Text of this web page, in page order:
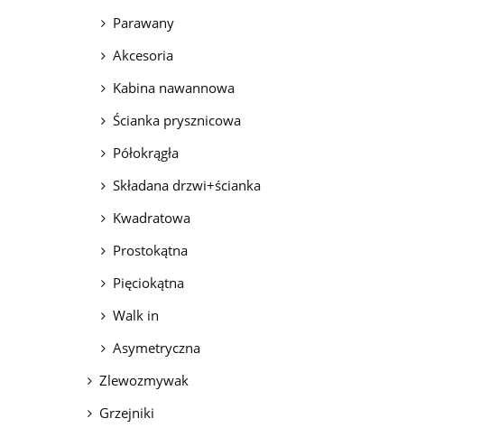
Parawany
Akcesoria
Kabina nawannowa
Ścianka prysznicowa
Półokrągła
Składana drzwi+ścianka
Kwadratowa
Prostokątna
Pięciokątna
Walk in
Asymetryczna
Zlewozmywak
Grzejniki